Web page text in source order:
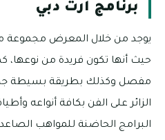
برنامج آرت دبي
يوجد من خلال المعرض مجموعة
حيث أنها تكون فريدة من نوعها،
مفصل وكذلك بطريقة بسيطة
الزائر على الفن بكافة أنواعه
البرامج الحاضنة للمواهب